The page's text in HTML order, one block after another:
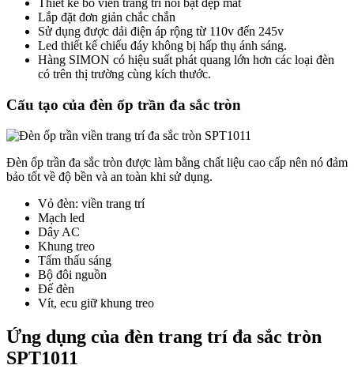
Thiết kế bo viền trang trí nổi bật đẹp mắt
Lắp đặt đơn giản chắc chắn
Sử dụng được dải điện áp rộng từ 110v đến 245v
Led thiết kế chiếu đáy không bị hấp thụ ánh sáng.
Hàng SIMON có hiệu suất phát quang lớn hơn các loại đèn
có trên thị trường cùng kích thước.
Cấu tạo của đèn ốp trần đa sắc tròn
Đèn ốp trần đa sắc tròn được làm bằng chất liệu cao cấp nên nó đảm
bảo tốt về độ bền và an toàn khi sử dụng.
Vỏ đèn: viền trang trí
Mạch led
Dây AC
Khung treo
Tấm thấu sáng
Bộ đôi nguồn
Đế đèn
Vít, ecu giữ khung treo
Ứng dụng của đèn trang trí đa sắc tròn
SPT1011